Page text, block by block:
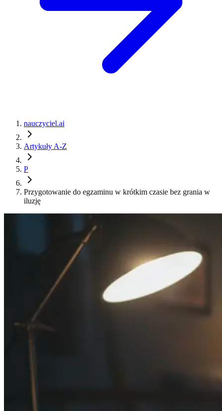
nauczyciel.ai
Artykuły A-Z
P
Przygotowanie do egzaminu w krótkim czasie bez grania w
iluzję